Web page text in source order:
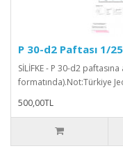
P 30-d2 Paftası 1/
SİLİFKE - P 30-d2
formatında).Not:Türkiye
500,00TL